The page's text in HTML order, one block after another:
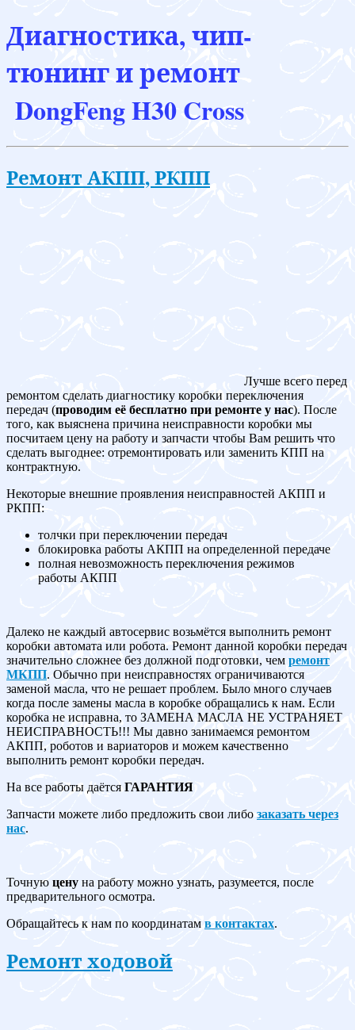
Диагностика, чип-
тюнинг и ремонт
DongFeng H30 Cross
Ремонт АКПП, РКПП
Лучше всего перед
ремонтом сделать диагностику коробки переключения
передач (проводим её бесплатно при ремонте у нас). После
того, как выяснена причина неисправности коробки мы
посчитаем цену на работу и запчасти чтобы Вам решить что
сделать выгоднее: отремонтировать или заменить КПП на
контрактную.
Некоторые внешние проявления неисправностей АКПП и
РКПП:
толчки при переключении передач
блокировка работы АКПП на определенной передаче
полная невозможность переключения режимов
работы АКПП
Далеко не каждый автосервис возьмётся выполнить ремонт
коробки автомата или робота. Ремонт данной коробки передач
значительно сложнее без должной подготовки, чем ремонт
МКПП. Обычно при неисправностях ограничиваются
заменой масла, что не решает проблем. Было много случаев
когда после замены масла в коробке обращались к нам. Если
коробка не исправна, то ЗАМЕНА МАСЛА НЕ УСТРАНЯЕТ
НЕИСПРАВНОСТЬ!!! Мы давно занимаемся ремонтом
АКПП, роботов и вариаторов и можем качественно
выполнить ремонт коробки передач.
На все работы даётсяГАРАНТИЯ
Запчасти можете либо предложить свои либо заказать через
нас.
Точную цену на работу можно узнать, разумеется, после
предварительного осмотра.
Обращайтесь к нам по координатам в контактах.
Ремонт ходовой